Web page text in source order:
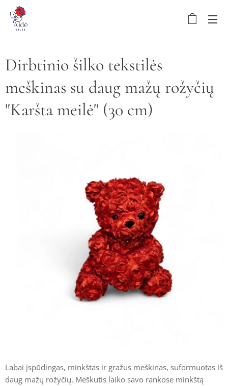
Dirbtinio šilko tekstilės
meškinas su daug mažų rožyčių
"Karšta meilė" (30 cm)
Labai įspūdingas, minkštas ir gražus meškinas, suformuotas iš
daug mažų rožyčių. Meškutis laiko savo rankose minkštą